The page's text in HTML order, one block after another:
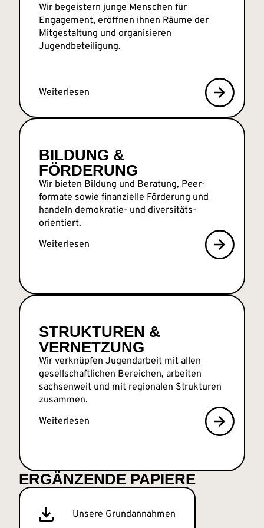
Wir begeistern junge Menschen für
Engagement, eröffnen ihnen Räume der
Mitgestaltung und organisieren
Jugendbeteiligung.
Weiterlesen
BILDUNG &
FÖRDERUNG
Wir bieten Bildung und Beratung, Peer­
formate sowie finanzielle Förderung und
handeln demokratie- und diversitäts­
orientiert.
Weiterlesen
STRUKTUREN &
VERNETZUNG
Wir verknüpfen Jugendarbeit mit allen
gesellschaftlichen Bereichen, arbeiten
sachsenweit und mit regionalen Strukturen
zusammen.
Weiterlesen
ERGÄNZENDE PAPIERE
Unsere Grundannahmen